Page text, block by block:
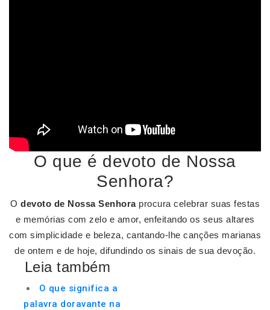
O que é devoto de Nossa
Senhora?
O devoto de Nossa Senhoraprocura celebrar suas festas
e memórias com zelo e amor, enfeitando os seus altares
com simplicidade e beleza, cantando-lhe canções marianas
de ontem e de hoje, difundindo os sinais de sua devoção.
Leia também
O que significa a
palavra doravante na